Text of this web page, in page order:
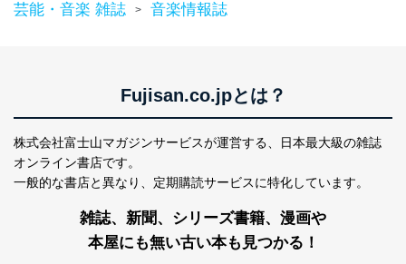
善し、常に最良の状態を維持します。
ステムに関するご相談及び苦情については以下までご連
株式会社富士山マガジンサービス 個人情報問い合わせ
係
FAX：03-5459-7073
e-mail：cs@fujisan.co.jp
芸能・音楽 雑誌 > 音楽情報誌
Fujisan.co.jpとは？
株式会社富士山マガジンサービスが運営する、
日本最大級の雑誌
オンライン書店です。
一般的な書店と異なり、 定期購読サービスに特化しています。
雑誌、新聞、シリーズ書籍、漫画や
本屋にも無い古い本も見つかる！